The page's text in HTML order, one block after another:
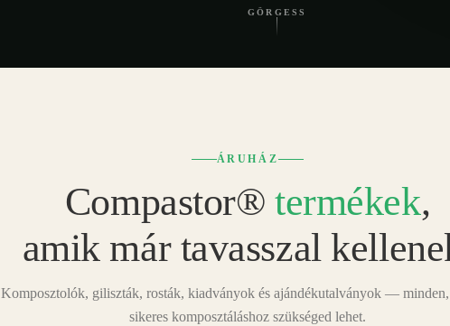
GÖRGESS
ÁRUHÁZ
Compastor®termékek,
amik már tavasszal
Komposztolók, giliszták, rosták, kiadványok és ajándékutalványok — minden,
sikeres komposztáláshoz szükséged lehet.